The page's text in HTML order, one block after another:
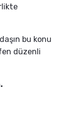
bu konu
düzenli